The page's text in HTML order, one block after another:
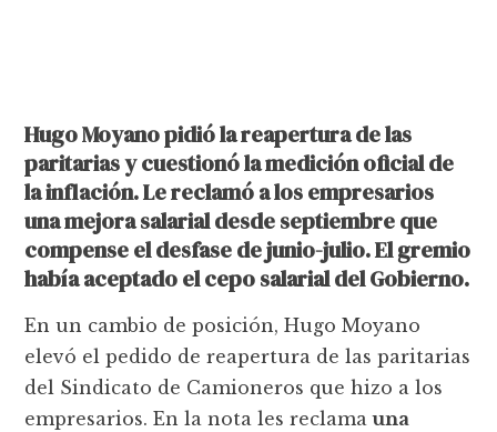
Hugo Moyano pidió la reapertura de las
paritarias y cuestionó la medición oficial de
la inflación. Le reclamó a los empresarios
una mejora salarial desde septiembre que
compense el desfase de junio-julio. El gremio
había aceptado el cepo salarial del Gobierno.
En un cambio de posición, Hugo Moyano
elevó el pedido de reapertura de las paritarias
del Sindicato de Camioneros que hizo a los
empresarios. En la nota les reclama una